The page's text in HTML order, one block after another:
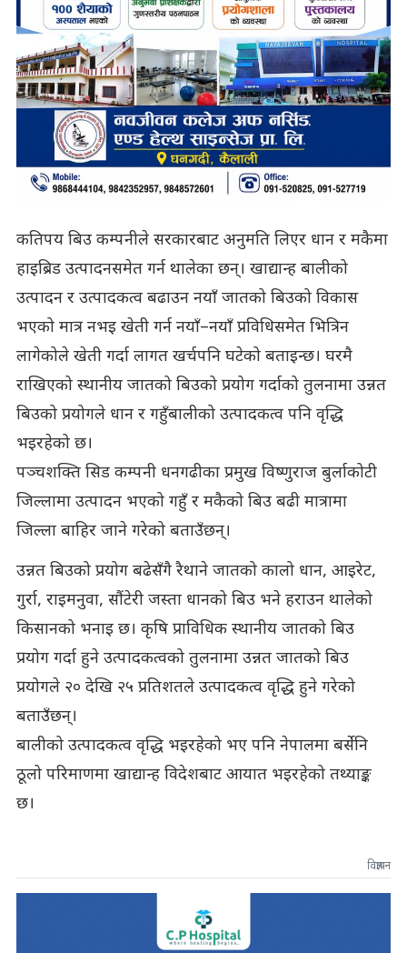
कतिपय बिउ कम्पनीले सरकारबाट अनुमति लिएर धान र मकैमा
हाइब्रिड उत्पादनसमेत गर्न थालेका छन्। खाद्यान्ह बालीको
उत्पादन र उत्पादकत्व बढाउन नयाँ जातको बिउको विकास
भएको मात्र नभइ खेती गर्न नयाँ–नयाँ प्रविधिसमेत भित्रिन
लागेकोले खेती गर्दा लागत खर्चपनि घटेको बताइन्छ। घरमै
राखिएको स्थानीय जातको बिउको प्रयोग गर्दाको तुलनामा उन्नत
बिउको प्रयोगले धान र गहुँबालीको उत्पादकत्व पनि वृद्धि
भइरहेको छ।
पञ्चशक्ति सिड कम्पनी धनगढीका प्रमुख विष्णुराज बुर्लाकोटी
जिल्लामा उत्पादन भएको गहुँ र मकैको बिउ बढी मात्रामा
जिल्ला बाहिर जाने गरेको बताउँछन्।
उन्नत बिउको प्रयोग बढेसँगै रैथाने जातको कालो धान, आइरेट,
गुर्रा, राइमनुवा, सौंटेरी जस्ता धानको बिउ भने हराउन थालेको
किसानको भनाइ छ। कृषि प्राविधिक स्थानीय जातको बिउ
प्रयोग गर्दा हुने उत्पादकत्वको तुलनामा उन्नत जातको बिउ
प्रयोगले २० देखि २५ प्रतिशतले उत्पादकत्व वृद्धि हुने गरेको
बताउँछन्।
बालीको उत्पादकत्व वृद्धि भइरहेको भए पनि नेपालमा बर्सेनि
ठूलो परिमाणमा खाद्यान्ह विदेशबाट आयात भइरहेको तथ्याङ्क
छ।
विज्ञापन